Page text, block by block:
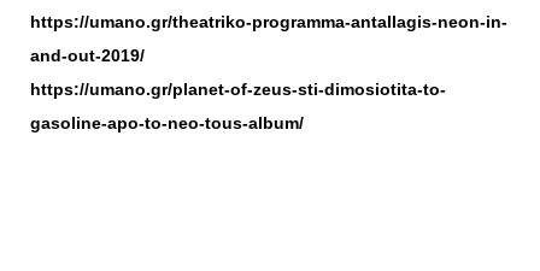
https://umano.gr/theatriko-programma-antallagis-neon-in-
and-out-2019/
https://umano.gr/planet-of-zeus-sti-dimosiotita-to-
gasoline-apo-to-neo-tous-album/